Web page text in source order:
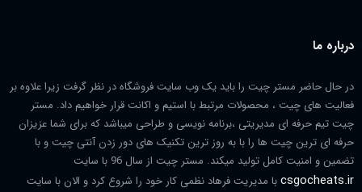
درباره ما
در حال حاضر مستر چیت را باید یک وب سایت فروشگاه در نظر گرفت زیرا علاوه بر
فعالیت های چیت ، محصولات مرتبط با استیم و اکانت قرار خواهیم داد. مستر
چیت تیم حرفه ای مدیریتی ،برنامه نویسی و طراحی میباشد که برای شما عزیزان
حرفه ای ترین چیت ها را با به روز ترین تکنیک های دور زدن آنتی چیت و با
تضمین و امنیت کامل تولید میکند. مستر چیت از سال 96 با سایت
csgocheats.irبا مدیریت فرهاد نظمی کار خود را شروع کرد و الان با سایت